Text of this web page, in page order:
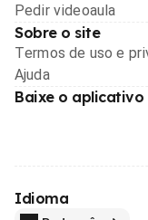
Pedir videoaula
Sobre o site
Termos de uso e
Ajuda
Baixe o aplicativo
Idioma